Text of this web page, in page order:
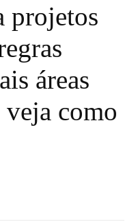
projetos
áreas
como